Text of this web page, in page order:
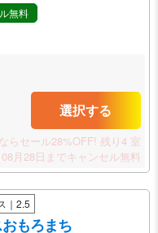
無料
選択する
らセール28%OFF! 残り4 室
08月28日までキャンセル無料
｜2.5
もろまち